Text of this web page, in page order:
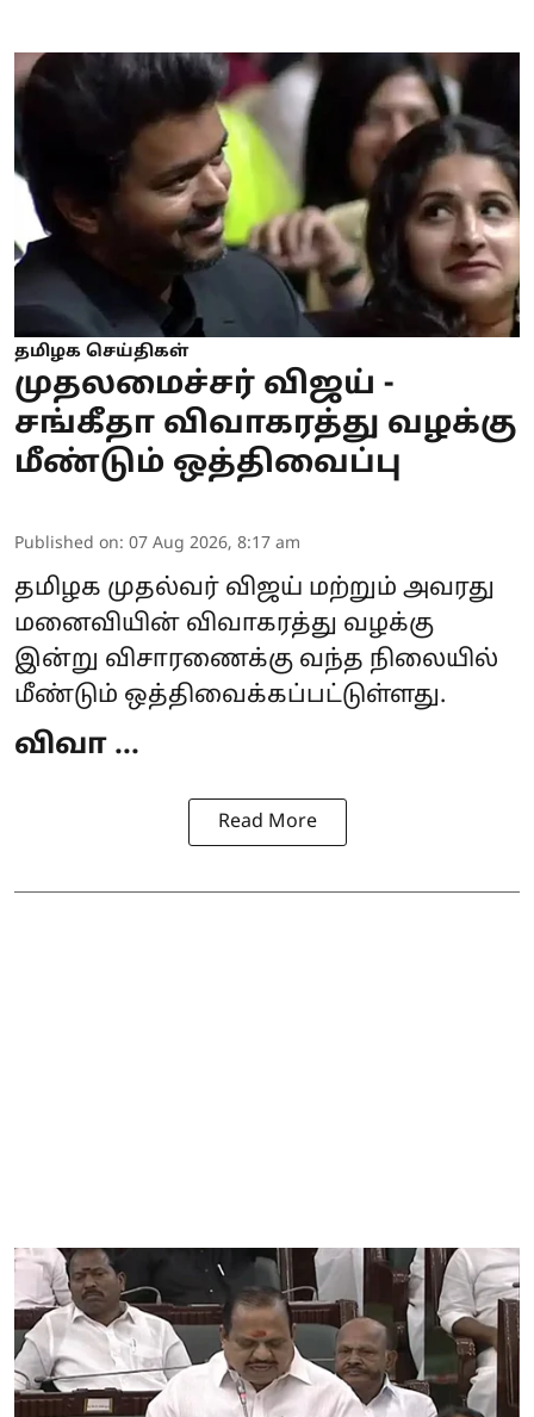
தமிழக செய்திகள்
முதலமைச்சர் விஜய் -
சங்கீதா விவாகரத்து வழக்கு
மீண்டும் ஒத்திவைப்பு
Published on: 07 Aug 2026, 8:17 am
தமிழக முதல்வர் விஜய் மற்றும் அவரது
மனைவியின் விவாகரத்து வழக்கு
இன்று விசாரணைக்கு வந்த நிலையில்
மீண்டும் ஒத்திவைக்கப்பட்டுள்ளது.
விவா ...
Read More